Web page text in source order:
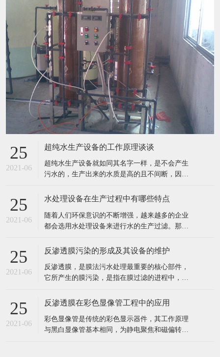
25
2021-06
超纯水生产设备的工作原理谈谈
超纯水生产设备就如同其名字一样，是不会产生
污水的，生产出来的水质是高的且不间断，因此
也就深受到企业者的喜爱，超纯水生产的设备主
要也是用在水处理和电子工业以及实验室呀等行
业中的。 超纯水生产设备的工作原理： 超纯水生
产设备的工作过程通过交换羟基离子或氢氧根离
子去除不想要的离子，然后将这些
25
2021-06
水处理设备在生产过程中有哪些特点
随着人们环保意识的不断增强，越来越多的企业
都会选用水处理设备来进行水的生产过滤。那
么，这种设备具有哪些特点呢? 1、成本投入少，
出水水质好。 2、工业食品超纯水设备多采用多
介质过滤器、活性炭过滤器作及保安过滤器作为
预处理，能有效去除原水中的悬浮物、胶体、泥
沙、异味等杂质，处理后的水能能
25
2021-06
反渗透膜污染的形成及其设备的维护
反渗透膜，是膜法污水处理最重要的核心部件，
它所产生的膜污染，是指在膜过滤的进程中，水
让膜孔径变小或者是阻塞。反渗透膜作为深圳反
渗透设备的核心部件，咱们来看看反渗透膜污染
的要素、损害。 1、反渗透体系污染 反渗透体系
的污染通常指体系进水中所含的无
25
2021-06
反渗透膜在彩色显像管工程中的应用
彩色显像管是传统的彩色显示器件，其工作原理
与黑白显像管基本相同，为静电聚焦和磁偏转方
开始我国彩管产量的持续增长，彩管工厂已成了
我国排污的大户之一。与电子工业其它领域一
样，彩管的生产同样需要纯度高、需量大的纯
水，而经过彩管制造车间使用的纯水，排出时都
在线留言